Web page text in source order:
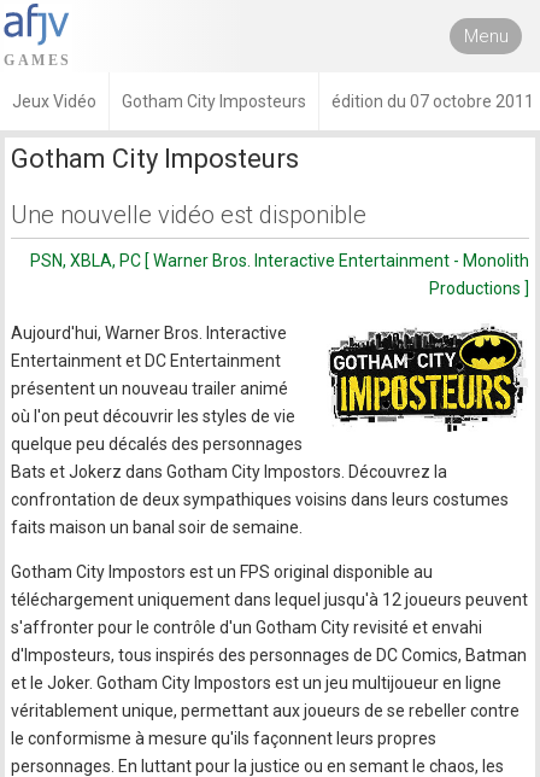
Menu
Jeux Vidéo Gotham City Imposteurs édition du 07 octobre 2011
Gotham City Imposteurs
Une nouvelle vidéo est disponible
PSN, XBLA, PC [ Warner Bros. Interactive Entertainment - Monolith
Productions ]
Aujourd'hui, Warner Bros. Interactive
Entertainment et DC Entertainment
présentent un nouveau trailer animé
où l'on peut découvrir les styles de vie
quelque peu décalés des personnages
Bats et Jokerz dans Gotham City Impostors. Découvrez la
confrontation de deux sympathiques voisins dans leurs costumes
faits maison un banal soir de semaine.
Gotham City Impostors est un FPS original disponible au
téléchargement uniquement dans lequel jusqu'à 12 joueurs peuvent
s'affronter pour le contrôle d'un Gotham City revisité et envahi
d'Imposteurs, tous inspirés des personnages de DC Comics, Batman
et le Joker. Gotham City Impostors est un jeu multijoueur en ligne
véritablement unique, permettant aux joueurs de se rebeller contre
le conformisme à mesure qu'ils façonnent leurs propres
personnages. En luttant pour la justice ou en semant le chaos, les